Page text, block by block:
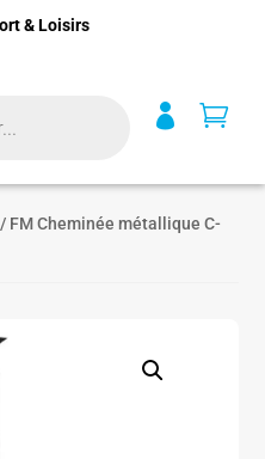
 
/ FM Cheminée métallique C-